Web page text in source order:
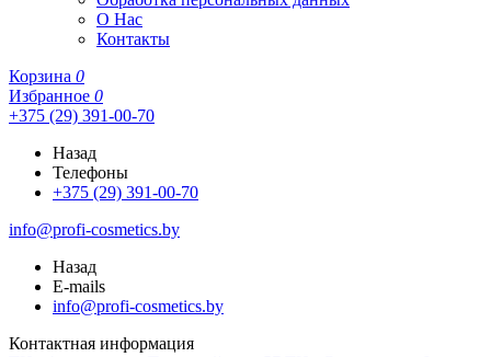
О Нас
Контакты
Корзина 0
Избранное 0
+375 (29) 391-00-70
Назад
Телефоны
+375 (29) 391-00-70
info@profi-cosmetics.by
Назад
E-mails
info@profi-cosmetics.by
Контактная информация